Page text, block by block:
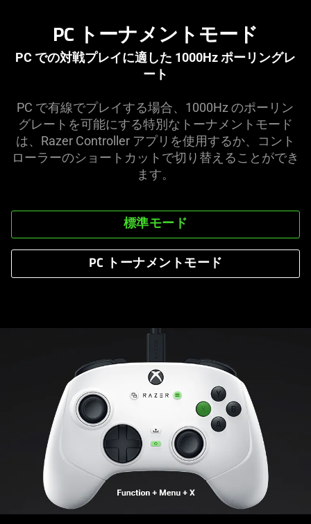
PC トーナメントモード
PC での対戦プレイに適した 1000Hz ポーリングレ
ート
PC で有線でプレイする場合、1000Hz のポーリン
グレートを可能にする特別なトーナメントモード
は、Razer Controller アプリを使用するか、コント
ローラーのショートカットで切り替えることができ
ます。
標準モード
PC トーナメントモード